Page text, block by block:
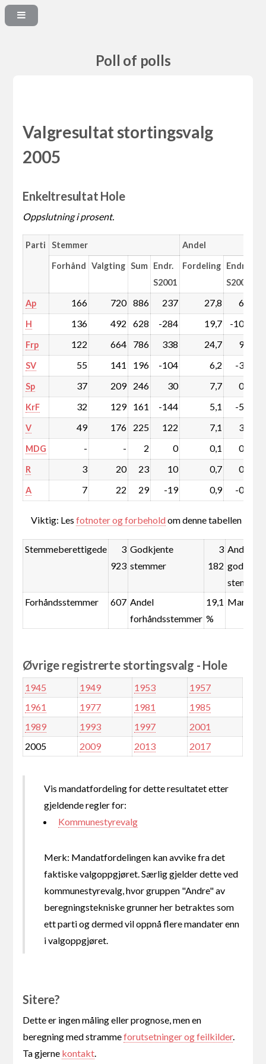
Poll of polls
Valgresultat stortingsvalg
2005
Enkeltresultat Hole
Oppslutning i prosent.
Parti Stemmer Andel
Forhånd Valgting Sum Endr.
S2001
Fordeling Endr.
S2001
Ap 166 720 886 237 27,8 6,2
H 136 492 628 -284 19,7 -10,7
Frp 122 664 786 338 24,7 9,7
SV 55 141 196 -104 6,2 -3,9
Sp 37 209 246 30 7,7 0,5
KrF 32 129 161 -144 5,1 -5,1
V 49 176 225 122 7,1 3,6
MDG - - 2 0 0,1 0,0
R 3 20 23 10 0,7 0,3
A 7 22 29 -19 0,9 -0,7
Viktig: Lesfotnoter og forbeholdom denne tabellen
Stemmeberettigede
3
923
Godkjente
stemmer
3
182
Andel
stemmer
Forhåndsstemmer
607 Andel
forhåndsstemmer
19,1
%
Øvrige registrerte stortingsvalg - Hole
1945 1949 1953
1957
1961
1977 1981
1985
1989
1993 1997
2001
2005
2009 2013 2017
Vis mandatfordeling for dette resultatet etter
gjeldende regler for:
Kommunestyrevalg
Merk: Mandatfordelingen kan avvike fra det
faktiske valgoppgjøret. Særlig gjelder dette ved
kommunestyrevalg, hvor gruppen "Andre" av
beregningstekniske grunner her betraktes som
ett parti og dermed vil oppnå flere mandater enn
i valgoppgjøret.
Sitere?
Dette er ingen måling eller prognose, men en
beregning med strammeforutsetninger og feilkilder.
Ta gjerne kontakt.